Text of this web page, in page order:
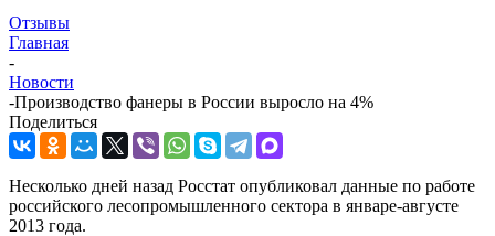
Отзывы
Главная
-
Новости
-Производство фанеры в России выросло на 4%
Поделиться
Несколько дней назад Росстат опубликовал данные по работе
российского лесопромышленного сектора в январе-августе
2013 года.